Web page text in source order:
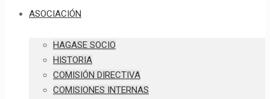
ASOCIACIÓN
HAGASE SOCIO
HISTORIA
COMISIÓN DIRECTIVA
COMISIONES INTERNAS